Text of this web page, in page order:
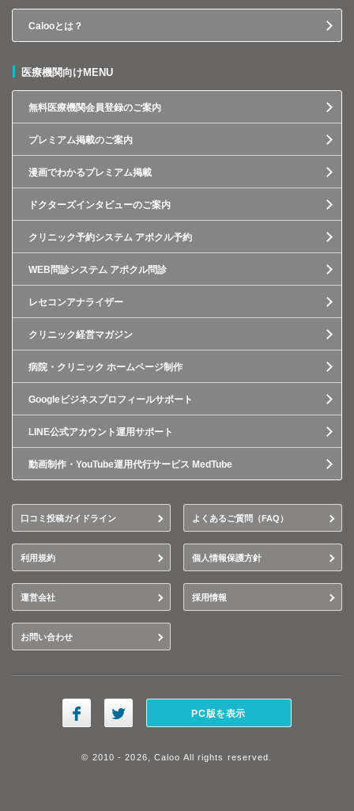
Calooとは？
医療機関向けMENU
無料医療機関会員登録のご案内
プレミアム掲載のご案内
漫画でわかるプレミアム掲載
ドクターズインタビューのご案内
クリニック予約システム アポクル予約
WEB問診システム アポクル問診
レセコンアナライザー
クリニック経営マガジン
病院・クリニック ホームページ制作
Googleビジネスプロフィールサポート
LINE公式アカウント運用サポート
動画制作・YouTube運用代行サービス MedTube
口コミ投稿ガイドライン よくあるご質問（FAQ）
利用規約 個人情報保護方針
運営会社 採用情報
お問い合わせ
PC版を表示
© 2010 - 2026, Caloo All rights reserved.